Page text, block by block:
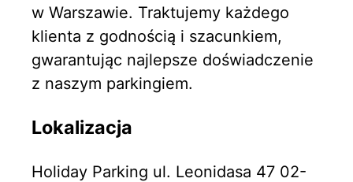
w Warszawie. Traktujemy każdego
klienta z godnością i szacunkiem,
gwarantując najlepsze doświadczenie
z naszym parkingiem.
Lokalizacja
Holiday Parking ul. Leonidasa 47 02-